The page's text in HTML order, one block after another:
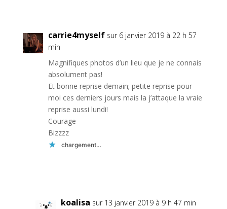
carrie4myself sur 6 janvier 2019 à 22 h 57
min
Magnifiques photos d’un lieu que je ne connais
absolument pas!
Et bonne reprise demain; petite reprise pour
moi ces derniers jours mais la j’attaque la vraie
reprise aussi lundi!
Courage
Bizzzz
chargement…
koalisa sur 13 janvier 2019 à 9 h 47 min